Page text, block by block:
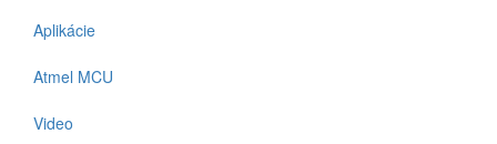
Aplikácie
Atmel MCU
Video